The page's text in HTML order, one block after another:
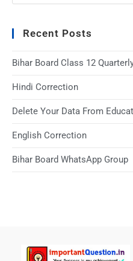
Recent Posts
Bihar Board Class 12
Hindi Correction
Delete Your Data From
English Correction
Bihar Board WhatsApp Group